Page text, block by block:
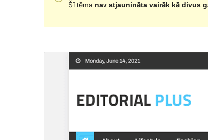
Šī tēma nav atjaunināta vairāk kā divus